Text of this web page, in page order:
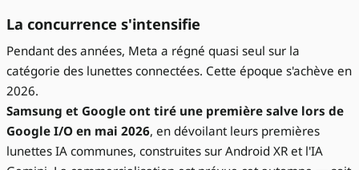
La concurrence s'intensifie
Pendant des années, Meta a régné quasi seul sur la
catégorie des lunettes connectées. Cette époque s'achève en
2026.
Samsung et Google ont tiré une première salve lors de
Google I/O en mai 2026, en dévoilant leurs premières
lunettes IA communes, construites sur Android XR et l'IA